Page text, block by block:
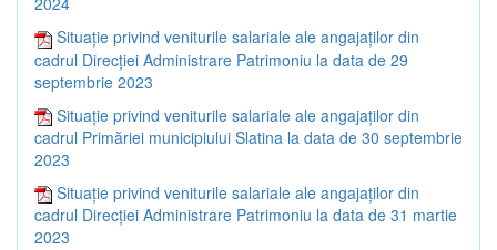
Situație privind veniturile salariale ale angajaților din
cadrul Direcției Administrare Patrimoniu la data de 29
septembrie 2023
Situație privind veniturile salariale ale angajaților din
cadrul Primăriei municipiului Slatina la data de 30 septembrie
2023
Situație privind veniturile salariale ale angajaților din
cadrul Direcției Administrare Patrimoniu la data de 31 martie
2023